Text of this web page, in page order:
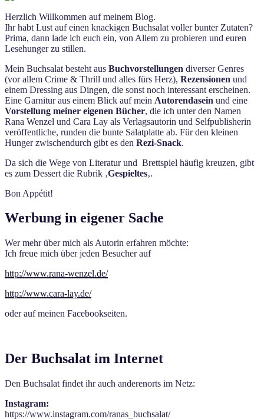
Herzlich Willkommen auf meinem Blog.
Ihr habt Lust auf einen knackigen Buchsalat voller bunter Zutaten?
Prima, dann lade ich euch ein, von Allem zu probieren und euren
Lesehunger zu stillen.
Mein Buchsalat besteht aus Buchvorstellungen diverser Genres
(vor allem Crime & Thrill und alles fürs Herz), Rezensionen und
einem Dressing aus Dingen, die sonst noch interessant erscheinen.
Eine Garnitur aus einem Blick auf mein Autorendasein und eine
Vorstellung meiner eigenen Bücher, die ich unter den Namen
Rana Wenzel und Cara Lay als Verlagsautorin und Selfpublisherin
veröffentliche, runden die bunte Salatplatte ab. Für den kleinen
Hunger zwischendurch gibt es den Rezi-Snack.
Da sich die Wege von Literatur und Brettspiel häufig kreuzen, gibt
es zum Dessert die Rubrik ‚Gespieltes‚.
Bon Appétit!
Werbung in eigener Sache
Wer mehr über mich als Autorin erfahren möchte:
Ich freue mich über jeden Besucher auf
http://www.rana-wenzel.de/
http://www.cara-lay.de/
oder auf meinen Facebookseiten.
Der Buchsalat im Internet
Den Buchsalat findet ihr auch anderenorts im Netz:
Instagram:
https://www.instagram.com/ranas_buchsalat/